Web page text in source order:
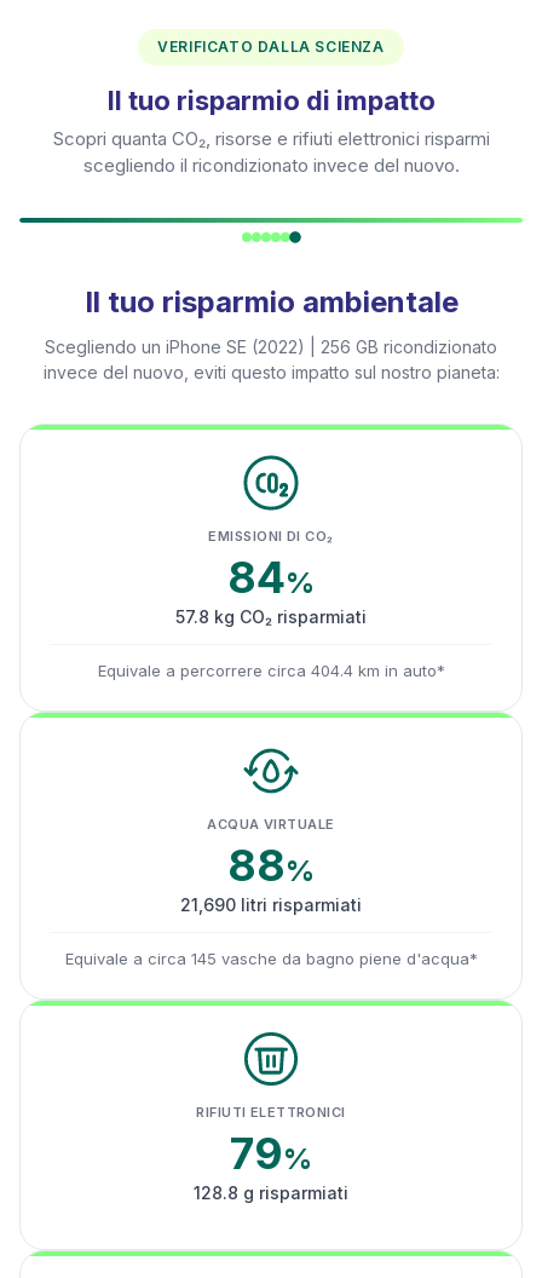
VERIFICATO DALLA SCIENZA
Il tuo risparmio di impatto
Scopri quanta CO₂, risorse e rifiuti elettronici risparmi
scegliendo il ricondizionato invece del nuovo.
Il tuo risparmio ambientale
Scegliendo un iPhone SE (2022) | 256 GB ricondizionato
invece del nuovo, eviti questo impatto sul nostro pianeta:
EMISSIONI DI CO₂
84%
57.8 kg CO₂ risparmiati
Equivale a percorrere circa 404.4 km in auto*
ACQUA VIRTUALE
88%
21,690 litri risparmiati
Equivale a circa 145 vasche da bagno piene d'acqua*
RIFIUTI ELETTRONICI
79%
128.8 g risparmiati